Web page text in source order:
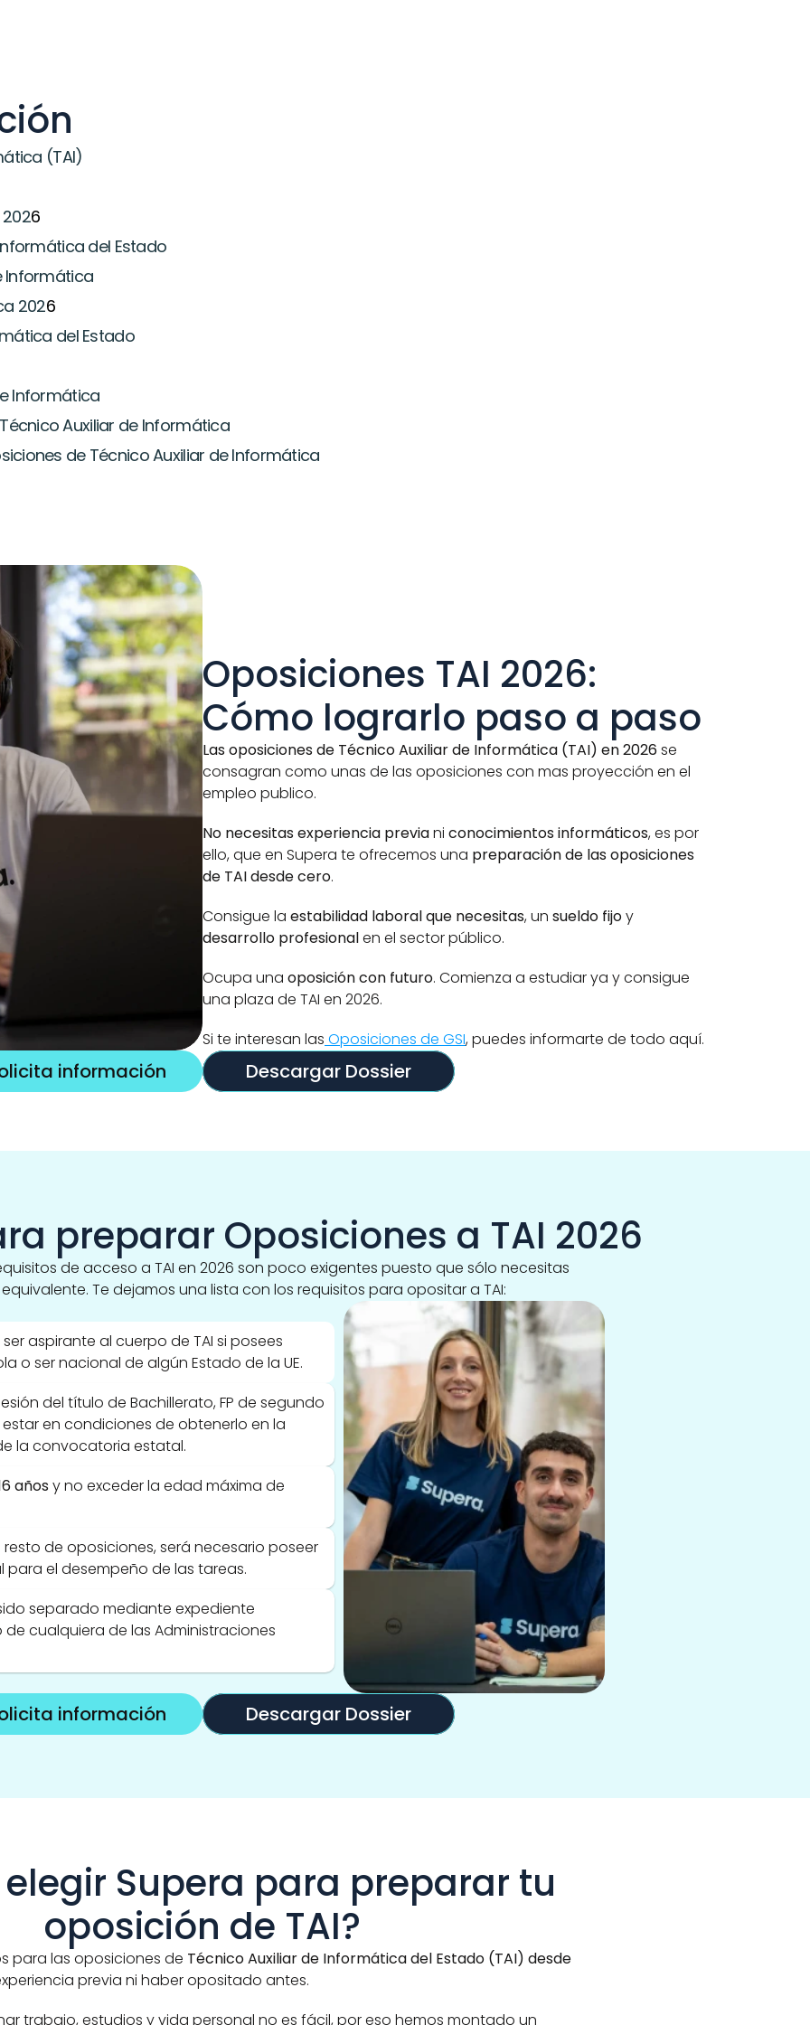
(TAI)
6
del Estado
Informática
2026
del Estado
Informática
Auxiliar de Informática
de Técnico Auxiliar de Informática
Oposiciones TAI 2026:
Cómo lograrlo paso a paso
Las oposiciones de Técnico Auxiliar de Informática (TAI) en 2026 se
consagran como unas de las oposiciones con mas proyección en el
empleo publico.
No necesitas experiencia previa ni conocimientos informáticos, es por
ello, que en Supera te ofrecemos una preparación de las oposiciones
de TAI desde cero.
Consigue la estabilidad laboral que necesitas, un sueldo fijo
desarrollo profesional en el sector público.
Ocupa una oposición con futuro. Comienza a estudiar ya y consigue
una plaza de TAI en 2026.
Si te interesan las Oposiciones de GSI, puedes informarte de todo aquí.
información Descargar Dossier
preparar Oposiciones a TAI 2026
de acceso a TAI en 2026 son poco exigentes puesto que sólo necesitas
Te dejamos una lista con los requisitos para opositar a TAI:
aspirante al cuerpo de TAI si posees
o ser nacional de algún Estado de la UE.
del título de Bachillerato, FP de segundo
en condiciones de obtenerlo en la
la convocatoria estatal.
años y no exceder la edad máxima de
de oposiciones, será necesario poseer
el desempeño de las tareas.
separado mediante expediente
de cualquiera de las Administraciones
información Descargar Dossier
elegir Supera para preparar tu
oposición de TAI?
para las oposiciones de Técnico Auxiliar de Informática del Estado (TAI) desde
previa ni haber opositado antes.
trabajo, estudios y vida personal no es fácil, por eso hemos montado un